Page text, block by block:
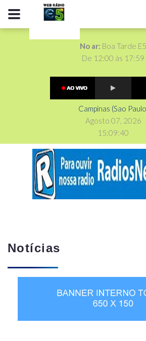
No ar: Boa Tarde E5
De 12:00 às 17:59
Campinas (Sao
Agosto 07, 2026
15:09:41
Notícias